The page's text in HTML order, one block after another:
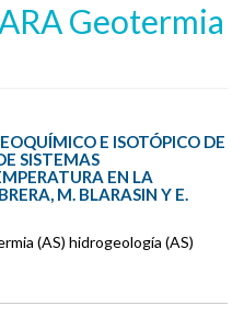
Geotermia
E ISOTÓPICO DE
SISTEMAS
EN LA
M. BLARASIN Y E.
(AS) hidrogeología (AS)